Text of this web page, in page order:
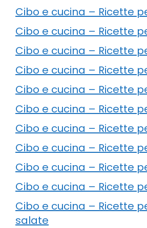
Cibo e cucina – Ricette
Cibo e cucina – Ricette
Cibo e cucina – Ricette
Cibo e cucina – Ricette
Cibo e cucina – Ricette
Cibo e cucina – Ricette
Cibo e cucina – Ricette
Cibo e cucina – Ricette
Cibo e cucina – Ricette
Cibo e cucina – Ricette
Cibo e cucina – Ricette
salate